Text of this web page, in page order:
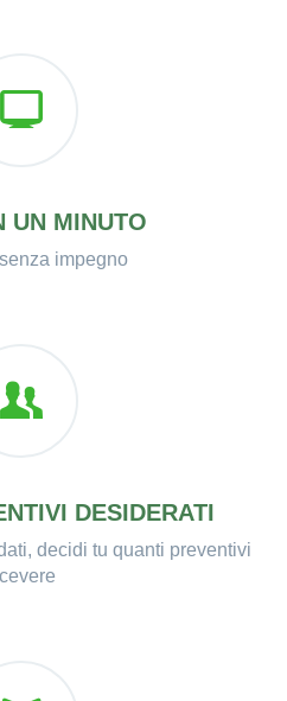
UN MINUTO
impegno
DESIDERATI
decidi tu quanti preventivi